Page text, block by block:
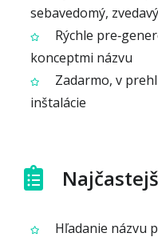
sebavedomý,
Rýchle
konceptmi názvu
Zadarmo, v
inštalácie
Hľadanie názvu